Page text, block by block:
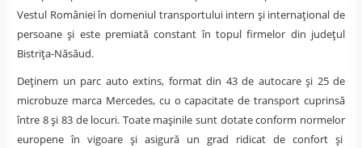
Vestul României în domeniul transportului intern și internațional de
persoane și este premiată constant în topul firmelor din județul
Bistrița-Năsăud.
Deținem un parc auto extins, format din 43 de autocare și 25 de
microbuze marca Mercedes, cu o capacitate de transport cuprinsă
între 8 și 83 de locuri. Toate mașinile sunt dotate conform normelor
europene în vigoare și asigură un grad ridicat de confort și